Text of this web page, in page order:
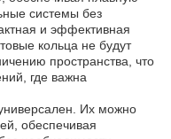
системы без
и эффективная
кольца не будут
пространства, что
где важна
Их можно
обеспечивая